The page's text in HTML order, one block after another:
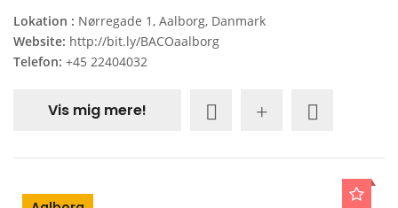
Lokation : Nørregade 1, Aalborg, Danmark
Website: http://bit.ly/BACOaalborg
Telefon: +45 22404032
Vis mig mere!